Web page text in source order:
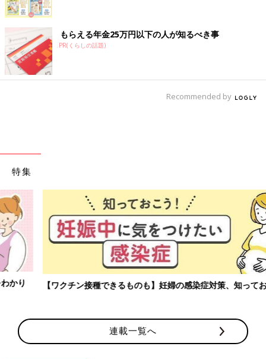
もらえる年金25万円以下の人が知るべき事
PR(くらしの話題)
Recommended by
特集
【ワクチン接種できるものも】妊婦の感染症対策、知っておいて！
連載一覧へ